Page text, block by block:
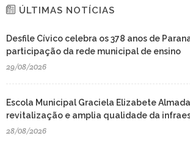
ÚLTIMAS NOTÍCIAS
Desfile Cívico celebra os 378 anos de
participação da rede municipal de ensino
29/08/2026
Escola Municipal Graciela Elizabete
revitalização e amplia qualidade da
28/08/2026